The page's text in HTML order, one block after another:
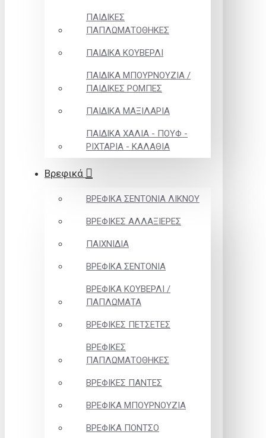
ΠΑΙΔΙΚΕΣ
ΠΑΠΛΩΜΑΤΟΘΗΚΕΣ
ΠΑΙΔΙΚΑ ΚΟΥΒΕΡΛΙ
ΠΑΙΔΙΚΑ ΜΠΟΥΡΝΟΥΖΙΑ /
ΠΑΙΔΙΚΕΣ ΡΟΜΠΕΣ
ΠΑΙΔΙΚΑ ΜΑΞΙΛΑΡΙΑ
ΠΑΙΔΙΚΑ ΧΑΛΙΑ - ΠΟΥΦ -
ΡΙΧΤΑΡΙΑ - ΚΑΛΑΘΙΑ
Βρεφικά
ΒΡΕΦΙΚΑ ΣΕΝΤΟΝΙΑ ΛΙΚΝΟΥ
ΒΡΕΦΙΚΕΣ ΑΛΛΑΞΙΕΡΕΣ
ΠΑΙΧΝΙΔΙΑ
ΒΡΕΦΙΚΑ ΣΕΝΤΟΝΙΑ
ΒΡΕΦΙΚΑ ΚΟΥΒΕΡΛΙ /
ΠΑΠΛΩΜΑΤΑ
ΒΡΕΦΙΚΕΣ ΠΕΤΣΕΤΕΣ
ΒΡΕΦΙΚΕΣ
ΠΑΠΛΩΜΑΤΟΘΗΚΕΣ
ΒΡΕΦΙΚΕΣ ΠΑΝΤΕΣ
ΒΡΕΦΙΚΑ ΜΠΟΥΡΝΟΥΖΙΑ
ΒΡΕΦΙΚΑ ΠΟΝΤΣΟ